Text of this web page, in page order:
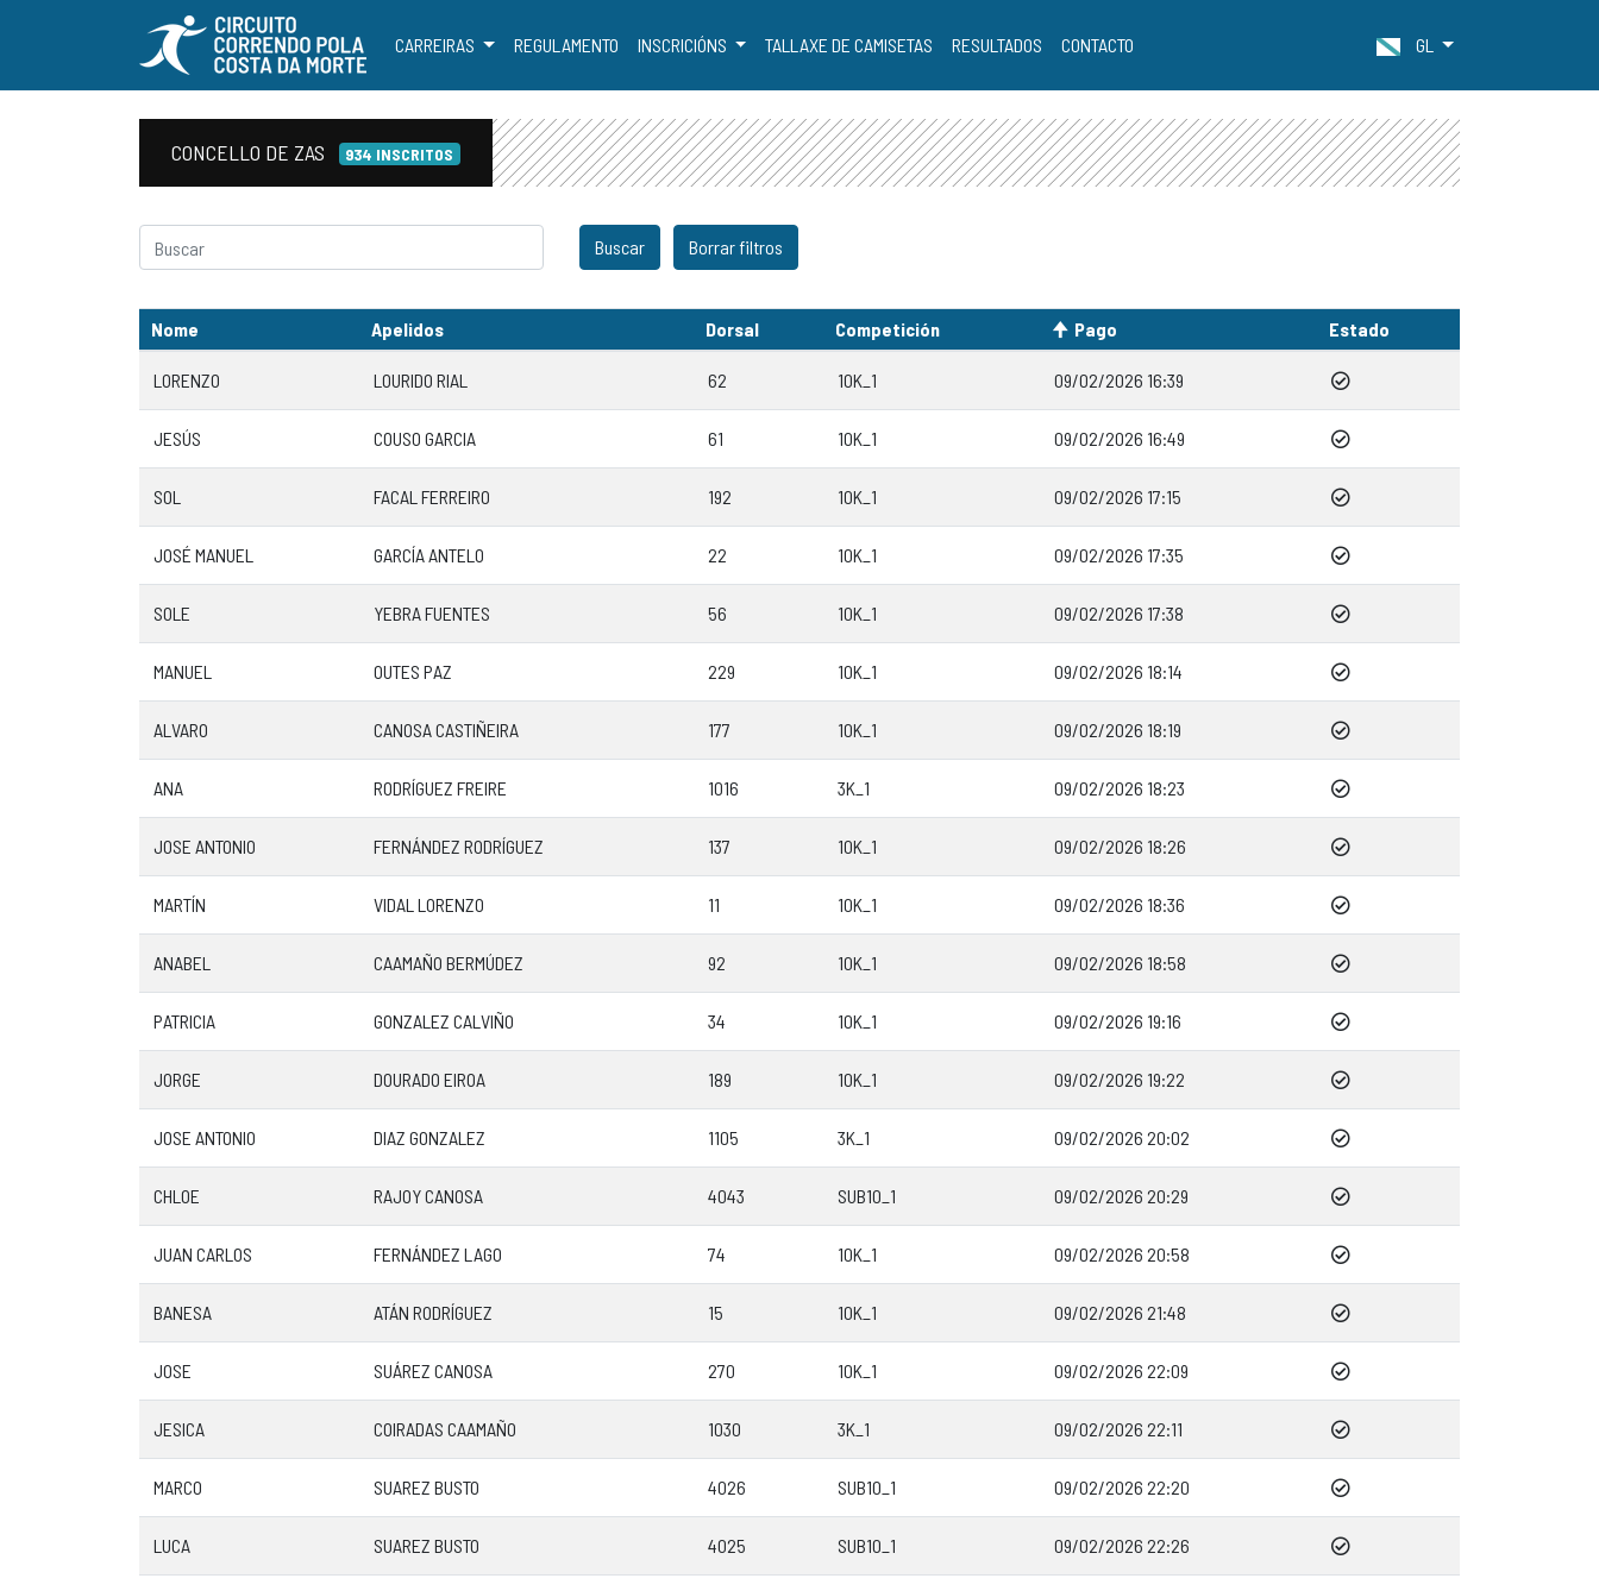
CARREIRAS REGULAMENTO INSCRICIÓNS TALLAXE DE CAMISETAS RESULTADOS CONTACTO GL
CONCELLO DE ZAS 934 INSCRITOS
Nome Apelidos Dorsal Competición Pago Estado
LORENZO LOURIDO RIAL 62 10K_1 09/02/2026 16:39
JESÚS COUSO GARCIA 61 10K_1 09/02/2026 16:49
SOL FACAL FERREIRO 192 10K_1 09/02/2026 17:15
JOSÉ MANUEL GARCÍA ANTELO 22 10K_1 09/02/2026 17:35
SOLE YEBRA FUENTES 56 10K_1 09/02/2026 17:38
MANUEL OUTES PAZ 229 10K_1 09/02/2026 18:14
ALVARO CANOSA CASTIÑEIRA 177 10K_1 09/02/2026 18:19
ANA RODRÍGUEZ FREIRE 1016 3K_1 09/02/2026 18:23
JOSE ANTONIO FERNÁNDEZ RODRÍGUEZ 137 10K_1 09/02/2026 18:26
MARTÍN VIDAL LORENZO 11 10K_1 09/02/2026 18:36
ANABEL CAAMAÑO BERMÚDEZ 92 10K_1 09/02/2026 18:58
PATRICIA GONZALEZ CALVIÑO 34 10K_1 09/02/2026 19:16
JORGE DOURADO EIROA 189 10K_1 09/02/2026 19:22
JOSE ANTONIO DIAZ GONZALEZ 1105 3K_1 09/02/2026 20:02
CHLOE RAJOY CANOSA 4043 SUB10_1 09/02/2026 20:29
JUAN CARLOS FERNÁNDEZ LAGO 74 10K_1 09/02/2026 20:58
BANESA ATÁN RODRÍGUEZ 15 10K_1 09/02/2026 21:48
JOSE SUÁREZ CANOSA 270 10K_1 09/02/2026 22:09
JESICA COIRADAS CAAMAÑO 1030 3K_1 09/02/2026 22:11
MARCO SUAREZ BUSTO 4026 SUB10_1 09/02/2026 22:20
LUCA SUAREZ BUSTO 4025 SUB10_1 09/02/2026 22:26